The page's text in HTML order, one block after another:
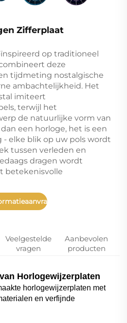
Zifferplaat
op traditioneel
deze
tijdmeting nostalgische
ambachtelijkheid. Het
imiteert
terwijl het
de natuurlijke vorm van
een horloge, het is een
- elke blik op uw pols wordt
tussen verleden en
dragen wordt
betekenisvolle
Veelgestelde
vragen
Aanbevolen
producten
Horlogewijzerplaten
horlogewijzerplaten met
en verfijnde